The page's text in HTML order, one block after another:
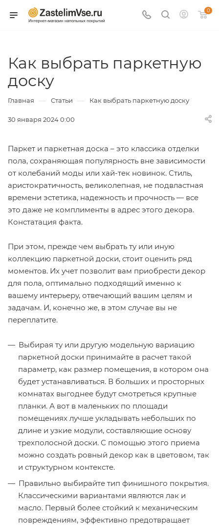
0
Как выбрать паркетную
доску
Главная — Статьи — Как выбрать паркетную доску
30 января 2024 0:00
Паркет и паркетная доска – это классика отделки
пола, сохраняющая популярность вне зависимости
от колебаний моды или хай-тек новинок. Стиль,
аристократичность, великолепная, не подвластная
времени эстетика, надежность и прочность — все
это даже не комплименты в адрес этого декора.
Констатация факта.
При этом, прежде чем выбрать ту или иную
коллекцию паркетной доски, стоит оценить ряд
моментов. Их учет позволит вам приобрести декор
для пола, оптимально подходящий именно к
вашему интерьеру, отвечающий вашим целям и
задачам. И, конечно же, в этом случае вы не
переплатите.
Выбирая ту или другую модельную вариацию
паркетной доски принимайте в расчет такой
параметр, как размер помещения, в котором она
будет устанавливаться. В больших и просторных
комнатах выгоднее будут смотреться крупные
планки. А вот в маленьких по площади
помещениях лучше укладывать небольших по
длине и узкие модули, составляющие основу
трехполосной доски. С помощью этого приема
можно создать ровный декор как в цветовом, так
и структурном контексте.
Правильно выбирайте тип финишного покрытия.
Классическими вариантами являются лак и
масло. Первый более стойкий к механическим
повреждениям, эффективно предотвращает